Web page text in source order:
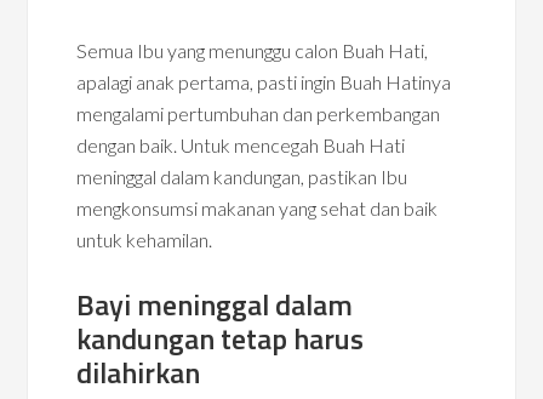
Semua Ibu yang menunggu calon Buah Hati,
apalagi anak pertama, pasti ingin Buah Hatinya
mengalami pertumbuhan dan perkembangan
dengan baik. Untuk mencegah Buah Hati
meninggal dalam kandungan, pastikan Ibu
mengkonsumsi makanan yang sehat dan baik
untuk kehamilan.
Bayi meninggal dalam
kandungan tetap harus
dilahirkan